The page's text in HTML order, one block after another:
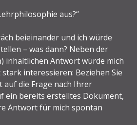
aus?“
beieinander und ich würde
– was dann? Neben der
inhaltlichen Antwort würde mich
interessieren: Beziehen Sie
auf die Frage nach Ihrer
ein bereits erstelltes Dokument,
Antwort für mich spontan